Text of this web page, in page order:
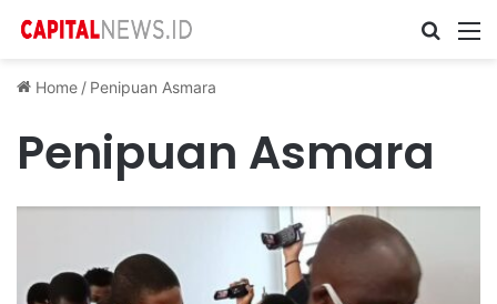
Cari ...
Home / Penipuan Asmara
Penipuan Asmara